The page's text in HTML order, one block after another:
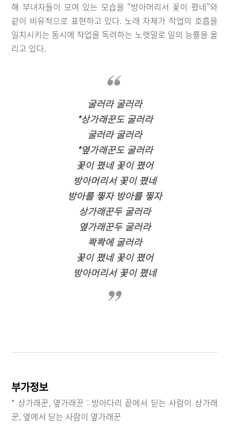
해 부녀자들이 모여 있는 모습을 “방아머리서 꽃이 폈네”와
같이 비유적으로 표현하고 있다. 노래 자체가 작업의 호흡을
일치시키는 동시에 작업을 독려하는 노랫말로 일의 능률을 올
리고 있다.
굴러라 굴러라
*상가래꾼도 굴러라
굴러라 굴러라
*옆가래꾼도 굴러라
꽃이 폈네 꽃이 폈어
방아머리서 꽃이 폈네
방아를 찧자 방아를 찧자
상가래꾼두 굴러라
옆가래꾼두 굴러라
콱콱에 굴러라
꽃이 폈네 꽃이 폈어
방아머리서 꽃이 폈네
부가정보
* 상가래꾼, 옆가래꾼 : 방아다리 끝에서 딛는 사람이 상가래
꾼, 옆에서 딛는 사람이 옆가래꾼